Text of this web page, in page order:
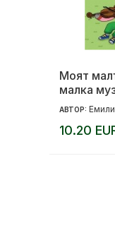
Моят
малка
АВТОР:
10.20